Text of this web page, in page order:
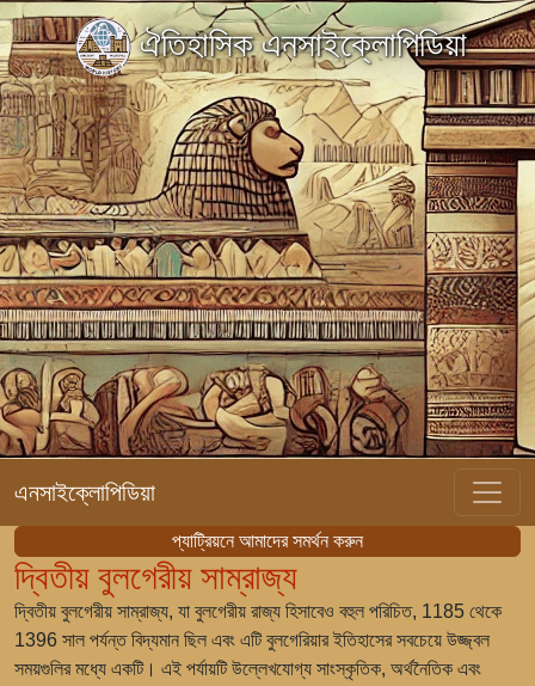
ঐতিহাসিক এনসাইক্লোপিডিয়া
এনসাইক্লোপিডিয়া
প্যাট্রিয়নে আমাদের সমর্থন করুন
দ্বিতীয় বুলগেরীয় সাম্রাজ্য
দ্বিতীয় বুলগেরীয় সাম্রাজ্য, যা বুলগেরীয় রাজ্য হিসাবেও বহুল পরিচিত, 1185 থেকে
1396 সাল পর্যন্ত বিদ্যমান ছিল এবং এটি বুলগেরিয়ার ইতিহাসের সবচেয়ে উজ্জ্বল
সময়গুলির মধ্যে একটি। এই পর্যায়টি উল্লেখযোগ্য সাংস্কৃতিক, অর্থনৈতিক এবং